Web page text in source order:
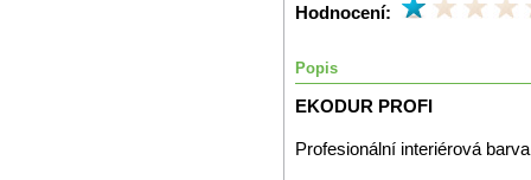
Hodnocení:
Popis
EKODUR PROFI
Profesionální interiérová